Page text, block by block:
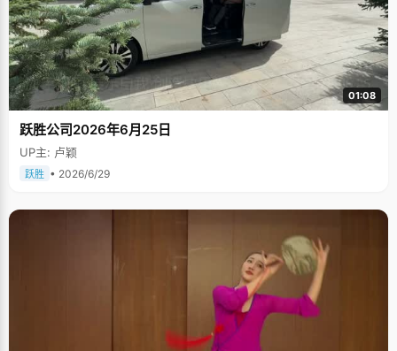
01:08
跃胜公司2026年6月25日
UP主: 卢颖
跃胜 • 2026/6/29